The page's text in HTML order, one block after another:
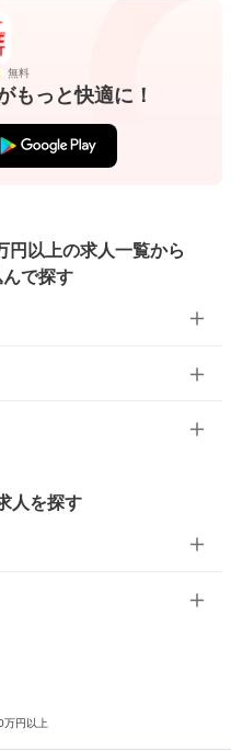
無料
もっと快適に！
円以上の求人一覧から
で探す
人を探す
万円以上